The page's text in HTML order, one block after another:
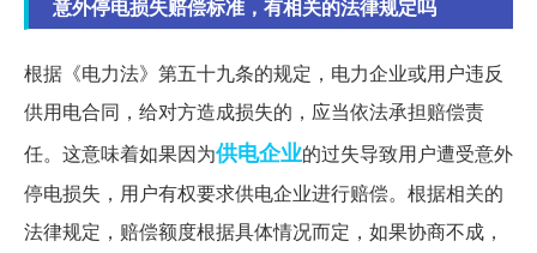
意外停电损失赔偿标准，有相关的法律规定吗
根据《电力法》第五十九条的规定，电力企业或用户违反
供用电合同，给对方造成损失的，应当依法承担赔偿责
任。这意味着如果因为供电企业的过失导致用户遭受意外
停电损失，用户有权要求供电企业进行赔偿。根据相关的
法律规定，赔偿额度根据具体情况而定，如果协商不成，